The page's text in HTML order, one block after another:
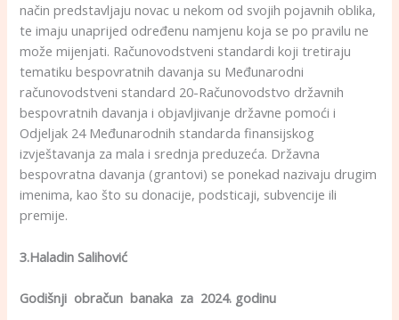
način predstavljaju novac u nekom od svojih pojavnih oblika,
te imaju unaprijed određenu namjenu koja se po pravilu ne
može mijenjati. Računovodstveni standardi koji tretiraju
tematiku bespovratnih davanja su Međunarodni
računovodstveni standard 20-Računovodstvo državnih
bespovratnih davanja i objavljivanje državne pomoći i
Odjeljak 24 Međunarodnih standarda finansijskog
izvještavanja za mala i srednja preduzeća. Državna
bespovratna davanja (grantovi) se ponekad nazivaju drugim
imenima, kao što su donacije, podsticaji, subvencije ili
premije.
3.Haladin Salihović
Godišnji obračun banaka za 2024. godinu